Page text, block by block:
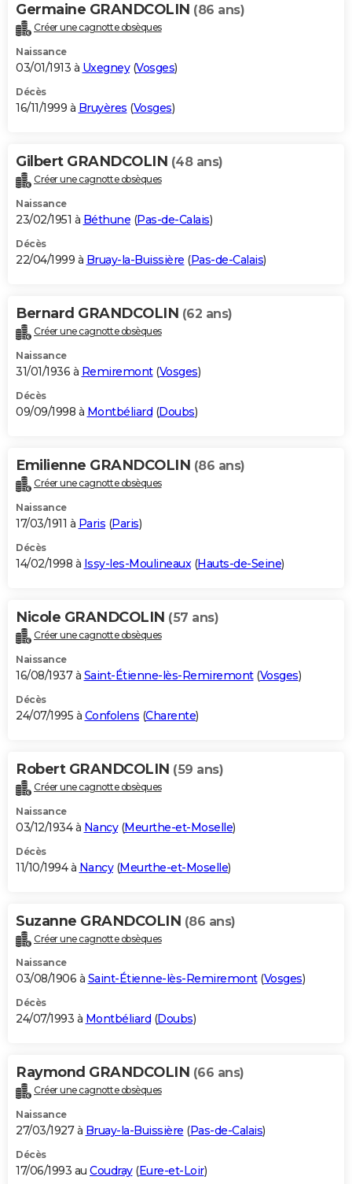
Germaine GRANDCOLIN (86 ans)
Créer une cagnotte obsèques
Naissance
03/01/1913 à Uxegney(Vosges)
Décès
16/11/1999 à Bruyères (Vosges)
Gilbert GRANDCOLIN (48 ans)
Créer une cagnotte obsèques
Naissance
23/02/1951 à Béthune (Pas-de-Calais)
Décès
22/04/1999 à Bruay-la-Buissière (Pas-de-Calais)
Bernard GRANDCOLIN (62 ans)
Créer une cagnotte obsèques
Naissance
31/01/1936 à Remiremont(Vosges)
Décès
09/09/1998 à Montbéliard (Doubs)
Emilienne GRANDCOLIN (86 ans)
Créer une cagnotte obsèques
Naissance
17/03/1911 à Paris (Paris)
Décès
14/02/1998 à Issy-les-Moulineaux(Hauts-de-Seine)
Nicole GRANDCOLIN (57 ans)
Créer une cagnotte obsèques
Naissance
16/08/1937 à Saint-Étienne-lès-Remiremont(Vosges)
Décès
24/07/1995 à Confolens (Charente)
Robert GRANDCOLIN (59 ans)
Créer une cagnotte obsèques
Naissance
03/12/1934 à Nancy(Meurthe-et-Moselle)
Décès
11/10/1994 à Nancy(Meurthe-et-Moselle)
Suzanne GRANDCOLIN (86 ans)
Créer une cagnotte obsèques
Naissance
03/08/1906 à Saint-Étienne-lès-Remiremont(Vosges)
Décès
24/07/1993 à Montbéliard (Doubs)
Raymond GRANDCOLIN (66 ans)
Créer une cagnotte obsèques
Naissance
27/03/1927 à Bruay-la-Buissière (Pas-de-Calais)
Décès
17/06/1993 au Coudray(Eure-et-Loir)